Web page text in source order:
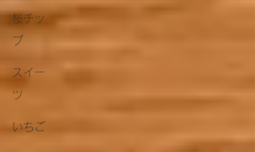
桜チッ
プ
スイー
ツ
いちご